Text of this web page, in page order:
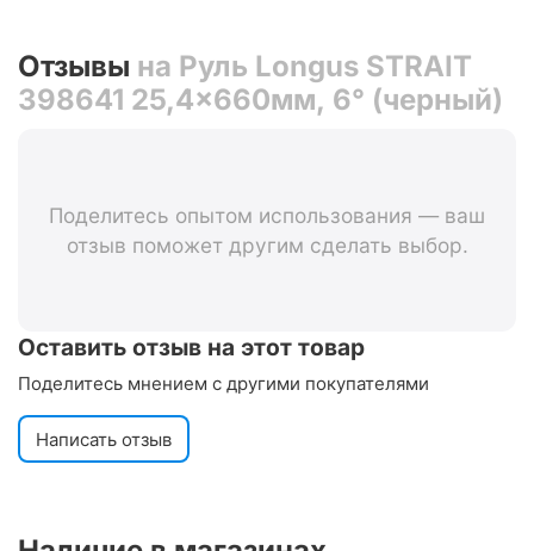
Отзывы на Руль Longus STRAIT
398641 25,4x660мм, 6° (черный)
Поделитесь опытом использования — ваш
отзыв поможет другим сделать выбор.
Оставить отзыв на этот товар
Поделитесь мнением с другими покупателями
Написать отзыв